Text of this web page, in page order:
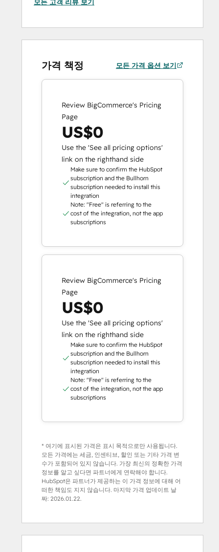
모든 고객 리뷰 보기
가격 책정 모든 가격 옵션 보기
Review BigCommerce's Pricing
Page
US$0
Use the 'See all pricing options'
link on the righthand side
Make sure to confirm the HubSpot
subscription and the Bullhorn
subscription needed to install this
integration
Note: "Free" is referring to the
cost of the integration, not the app
subscriptions
Review BigCommerce's Pricing
Page
US$0
Use the 'See all pricing options'
link on the righthand side
Make sure to confirm the HubSpot
subscription and the Bullhorn
subscription needed to install this
integration
Note: "Free" is referring to the
cost of the integration, not the app
subscriptions
* 여기에 표시된 가격은 표시 목적으로만 사용됩니다.
모든 가격에는 세금, 인센티브, 할인 또는 기타 가격 변
수가 포함되어 있지 않습니다. 가장 최신의 정확한 가격
정보를 알고 싶다면 파트너에게 연락해야 합니다.
HubSpot은 파트너가 제공하는 이 가격 정보에 대해 어
떠한 책임도 지지 않습니다. 마지막 가격 업데이트 날
짜: 2026.01.22.